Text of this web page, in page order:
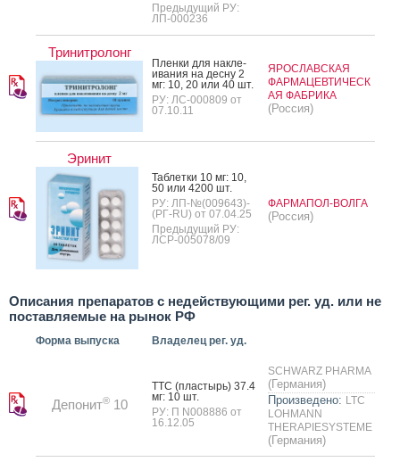
Предыдущий РУ:
ЛП-000236
Тринитролонг
Плен­ки для нак­ле­
ива­ния на дес­ну 2
мг: 10, 20 или 40 шт.
РУ: ЛС-000809 от
07.10.11
ЯРОСЛАВСКАЯ
ФАРМАЦЕВТИЧЕСК
АЯ ФАБРИКА
(Россия)
Эринит
Таб­летки 10 мг: 10,
50 или 4200 шт.
РУ: ЛП-№(009643)-
(РГ-RU) от 07.04.25
Предыдущий РУ:
ЛСР-005078/09
ФАРМАПОЛ-ВОЛГА
(Россия)
Описания препаратов с недействующими рег. уд. или не
поставляемые на рынок РФ
Форма выпуска Владелец рег. уд.
Депонит®10
ТТС (плас­тырь) 37.4
мг: 10 шт.
РУ: П N008886 от
16.12.05
SCHWARZ PHARMA
(Германия)
Произведено: LTC
LOHMANN
THERAPIESYSTEME
(Германия)